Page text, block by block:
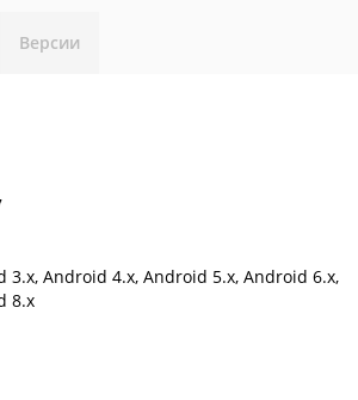
Версии
3.x, Android 4.x, Android 5.x, Android 6.x,
8.x